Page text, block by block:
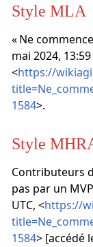
Style MLA
« Ne
mai 2024,
<https://
1584>.
Style
Contributeurs
pas par un
UTC, <https://
1584> [accédé